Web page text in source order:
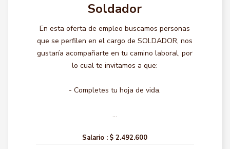
Soldador
En esta oferta de empleo buscamos personas
que se perfilen en el cargo de SOLDADOR, nos
gustaría acompañarte en tu camino laboral, por
lo cual te invitamos a que:
- Completes tu hoja de vida.
...
Salario : $ 2.492.600